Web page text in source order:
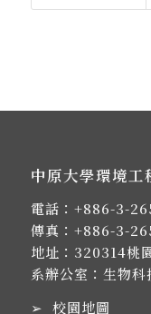
中原大學環境工
電話： +886-3-
傳真：+886-3-
地址： 320314桃
系辦公室：生物
➢ 校園地圖